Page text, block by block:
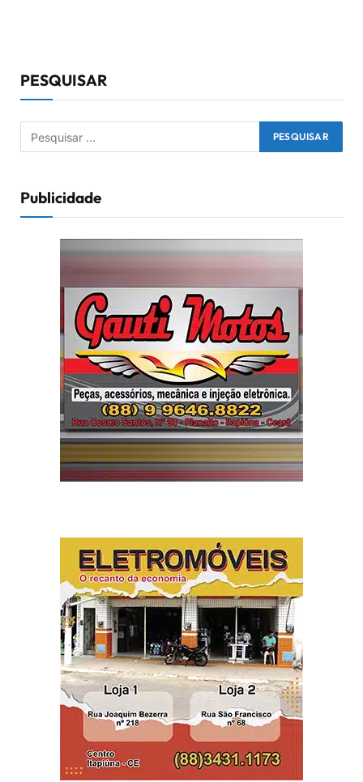
PESQUISAR
Publicidade